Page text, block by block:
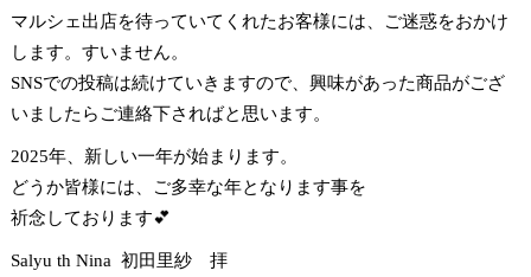
マルシェ出店を待っていてくれたお客様には、ご迷惑をおかけ
します。すいません。
SNSでの投稿は続けていきますので、興味があった商品がござ
いましたらご連絡下さればと思います。
2025年、新しい一年が始まります。
どうか皆様には、ご多幸な年となります事を
祈念しております💕
Salyu th Nina 初田里紗 拝